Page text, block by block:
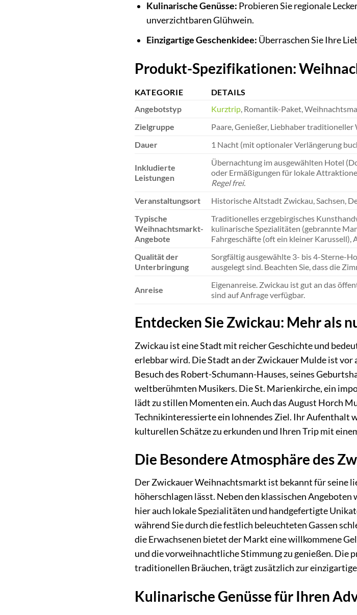
Kulinarische Genüsse: Probieren Sie regionale
unverzichtbaren Glühwein.
Einzigartige Geschenkidee: Überraschen Sie Ihre
Produkt-Spezifikationen:
KATEGORIE
DETAILS
Angebotstyp
Kurztrip, Romantik-Paket,
Zielgruppe
Paare, Genießer, Liebhaber
Dauer
1 Nacht (mit optionaler Verlängerung
Inkludierte
Leistungen
Übernachtung im ausgewählten Hotel
oder Ermäßigungen für lokale
Regel frei.
Veranstaltungsort
Historische Altstadt Zwickau, Sachsen,
Typische
Weihnachtsmarkt-
Angebote
Traditionelles erzgebirgisches
kulinarische Spezialitäten (gebrannte
Fahrgeschäfte (oft ein kleiner Karussell),
Qualität der
Unterbringung
Sorgfältig ausgewählte 3- bis 4-Sterne-
ausgelegt sind. Beachten Sie, dass die
Anreise
Eigenanreise. Zwickau ist gut an das
sind auf Anfrage verfügbar.
Entdecken Sie Zwickau: Mehr als
Zwickau ist eine Stadt mit reicher Geschichte und
erlebbar wird. Die Stadt an der Zwickauer Mulde ist
Besuch des Robert-Schumann-Hauses, seines
weltberühmten Musikers. Die St. Marienkirche, ein
lädt zu stillen Momenten ein. Auch das August Horch
Technikinteressierte ein lohnendes Ziel. Ihr Aufenthalt
kulturellen Schätze zu erkunden und Ihren Trip mit
Die Besondere Atmosphäre des
Der Zwickauer Weihnachtsmarkt ist bekannt für seine
höherschlagen lässt. Neben den klassischen
hier auch lokale Spezialitäten und handgefertigte
während Sie durch die festlich beleuchteten Gassen
die Erwachsenen bietet der Markt eine willkommene
und die vorweihnachtliche Stimmung zu genießen. Die
traditionellen Bräuchen, trägt zusätzlich zur
Kulinarische Genüsse für Ihren